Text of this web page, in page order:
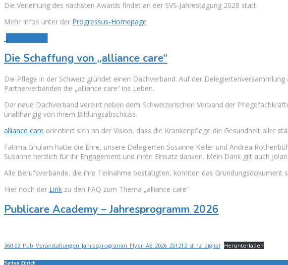
Die Verleihung des nächsten Awards findet an der SVS-Jahrestagung 2028 statt.
Mehr Infos unter der Progressus-Homepage
Die Schaffung von „alliance care“
Die Pflege in der Schweiz gründet einen Dachverband. Auf der Delegiertenversammlung
Partnerverbänden die „alliance care“ ins Leben.
Der neue Dachverband vereint neben dem Schweizerischen Verband der
unabhängig von ihrem Bildungsabschluss.
alliance care orientiert sich an der Vision, dass die Krankenpflege die Gesundheit aller
Fatima Ghulam hatte die Ehre, unsere Delegierten Susanne Keller und Andrea
Susanne herzlich für ihr Engagement und ihren Einsatz danken. Mein Dank gilt auch
Alle Berufsverbände, die ihre Teilnahme bestätigten, konnten das
Hier noch der Link zu den FAQ zum Thema „alliance care“
Publicare Academy – Jahresprogramm 2026
360.03_Pub_Veranstaltungen_Jahresprogramm_Flyer_A5_2026_251212_sf_rz_digital Herunterladen
Spitex Zürich